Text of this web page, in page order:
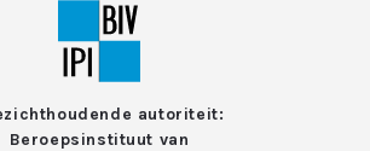
autoriteit:
Beroepsinstituut van